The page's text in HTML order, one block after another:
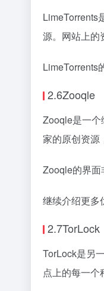
LimeTorrents
源。网站上的
LimeTorrents
2.6Zooqle
Zooqle是一
家的原创资源
Zooqle的界面
继续介绍更多
2.7TorLock
TorLock是另
点上的每一个